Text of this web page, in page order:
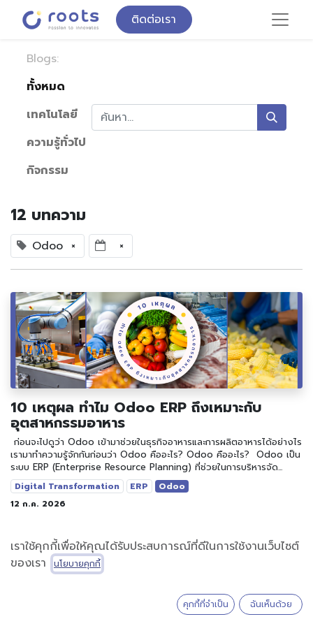
ติดต่อเรา
Blogs:
ทั้งหมด
เทคโนโลยี
ความรู้ทั่วไป
กิจกรรม
12 บทความ
Odoo × ×
10 เหตุผล ทำไม Odoo ERP ถึงเหมาะกับ
อุตสาหกรรมอาหาร
​ ​ก่อนจะไปดูว่า Odoo เข้ามาช่วยในธุรกิจอาหารและการผลิตอาหารได้อย่างไร
เรามาทำความรู้จักกันก่อนว่า Odoo คืออะไร? Odoo คืออะไร? ​ ​Odoo เป็น
ระบบ ERP (Enterprise Resource Planning) ที่ช่วยในการบริหารจัด...
Digital Transformation ERP Odoo
12 ก.ค. 2026
เราใช้คุกกี้เพื่อให้คุณได้รับประสบการณ์ที่ดีในการใช้งานเว็บไซต์
ของเรา
นโยบายคุกกี้
คุกกี้ที่จำเป็น ฉันเห็นด้วย